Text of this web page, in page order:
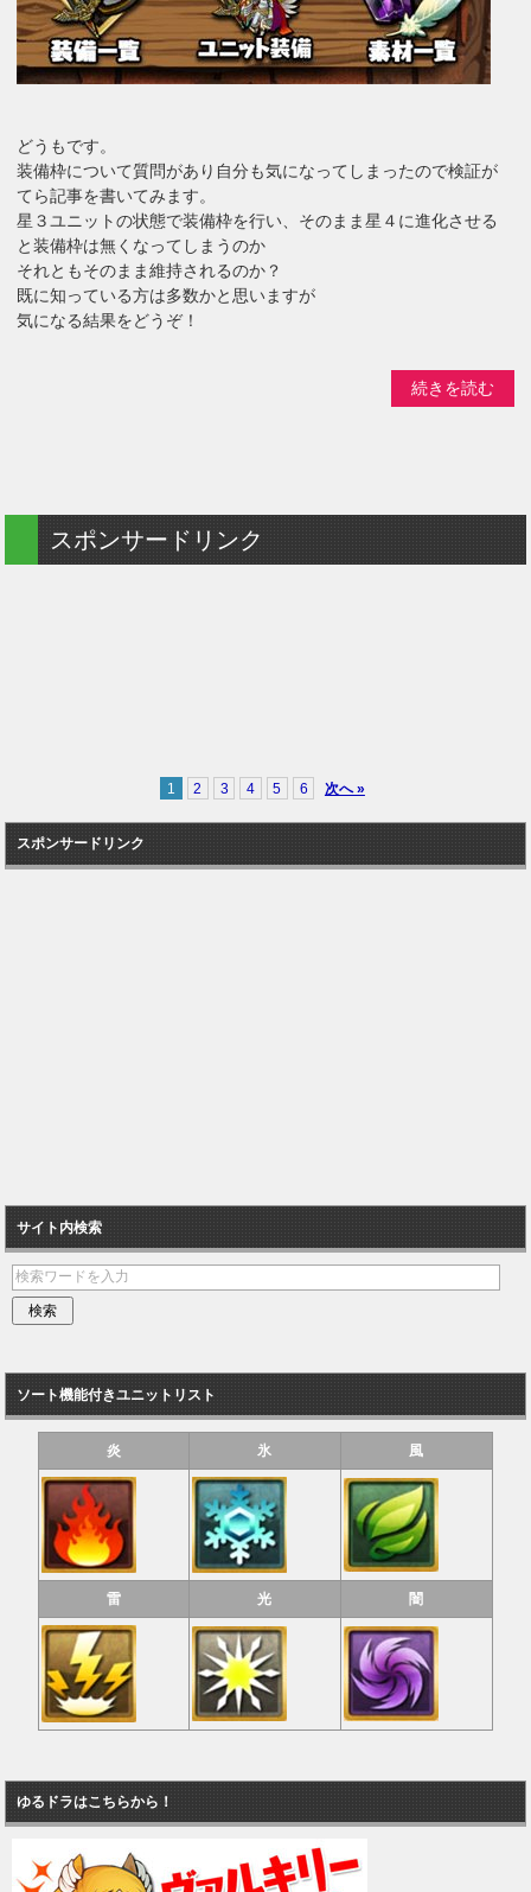
どうもです。
装備枠について質問があり自分も気になってしまったので検証が
てら記事を書いてみます。
星３ユニットの状態で装備枠を行い、そのまま星４に進化させる
と装備枠は無くなってしまうのか
それともそのまま維持されるのか？
既に知っている方は多数かと思いますが
気になる結果をどうぞ！
続きを読む
スポンサードリンク
1 2 3 4 5 6 次へ »
スポンサードリンク
サイト内検索
ソート機能付きユニットリスト
炎 氷 風
雷 光 闇
ゆるドラはこちらから！